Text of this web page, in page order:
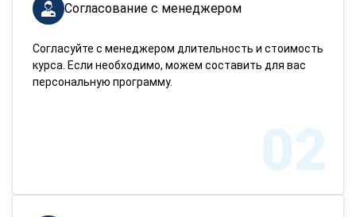
Согласование с менеджером
Согласуйте с менеджером длительность и стоимость
курса. Если необходимо, можем составить для вас
персональную программу.
02